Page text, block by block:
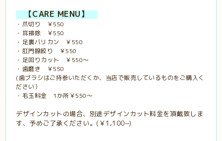
【CARE MENU】
・爪切り ￥550
・耳掃除 ￥550
・足裏バリカン ￥550
・肛門腺絞り ￥550
・足回りカット ￥550～
・歯磨き ￥550
(歯ブラシはご持参いただくか、当店で販売しているものをご購入く
ださい）
・毛玉料金 1か所￥550～
デザインカットの場合、別途デザインカット料金を頂戴致しま
す、予めご了承ください。(￥1,100~)